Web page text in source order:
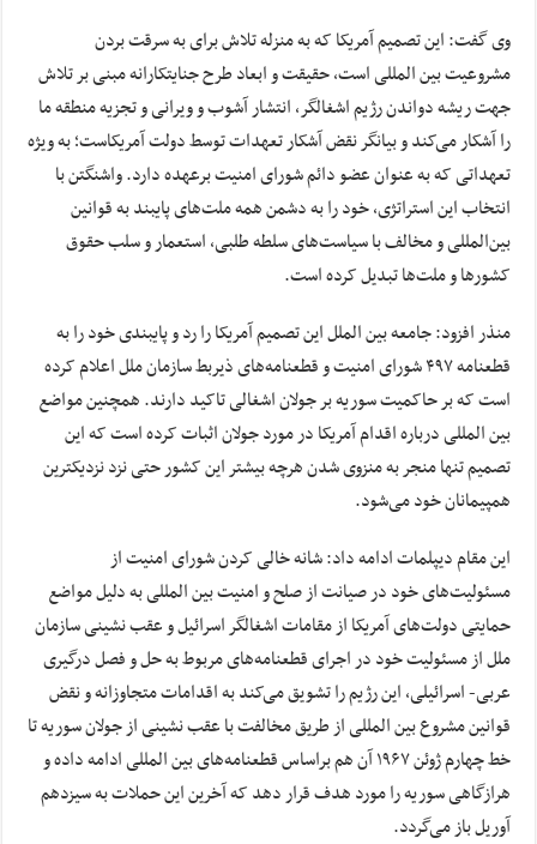
وی گفت: این تصمیم آمریکا که به منزله تلاش برای به سرقت بردن
مشروعیت بین المللی است، حقیقت و ابعاد طرح جنایتکارانه مبنی بر تلاش
جهت ریشه دواندن رژیم اشغالگر، انتشار آشوب و ویرانی و تجزیه منطقه ما
را آشکار می‌کند و بیانگر نقض آشکار تعهدات توسط دولت آمریکاست؛ به ویژه
تعهداتی که به عنوان عضو دائم شورای امنیت برعهده دارد. واشنگتن با
انتخاب این استراتژی، خود را به دشمن همه ملت‌های پایبند به قوانین
بین‌المللی و مخالف با سیاست‌های سلطه طلبی، استعمار و سلب حقوق
کشورها و ملت‌ها تبدیل کرده است.
منذر افزود: جامعه بین الملل این تصمیم آمریکا را رد و پایبندی خود را به
قطعنامه ۴۹۷ شورای امنیت و قطعنامه‌های ذیربط سازمان ملل اعلام کرده
است که بر حاکمیت سوریه بر جولان اشغالی تاکید دارند. همچنین مواضع
بین المللی درباره اقدام آمریکا در مورد جولان اثبات کرده است که این
تصمیم تنها منجر به منزوی شدن هرچه بیشتر این کشور حتی نزد نزدیکترین
همپیمانان خود می‌شود.
این مقام دیپلمات ادامه داد: شانه خالی کردن شورای امنیت از
مسئولیت‌های خود در صیانت از صلح و امنیت بین المللی به دلیل مواضع
حمایتی دولت‌های آمریکا از مقامات اشغالگر اسرائیل و عقب نشینی سازمان
ملل از مسئولیت خود در اجرای قطعنامه‌های مربوط به حل و فصل درگیری
عربی- اسرائیلی، این رژیم را تشویق می‌کند به اقدامات متجاوزانه و نقض
قوانین مشروع بین المللی از طریق مخالفت با عقب نشینی از جولان سوریه تا
خط چهارم ژوئن ۱۹۶۷ آن هم براساس قطعنامه‌های بین المللی ادامه داده و
هرازگاهی سوریه را مورد هدف قرار دهد که آخرین این حملات به سیزدهم
آوریل باز می‌گردد.